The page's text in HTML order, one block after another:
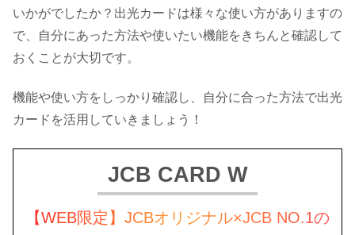
いかがでしたか？出光カードは様々な使い方がありますの
で、自分にあった方法や使いたい機能をきちんと確認して
おくことが大切です。
機能や使い方をしっかり確認し、自分に合った方法で出光
カードを活用していきましょう！
JCB CARD W
【WEB限定】JCBオリジナル×JCB NO.1の